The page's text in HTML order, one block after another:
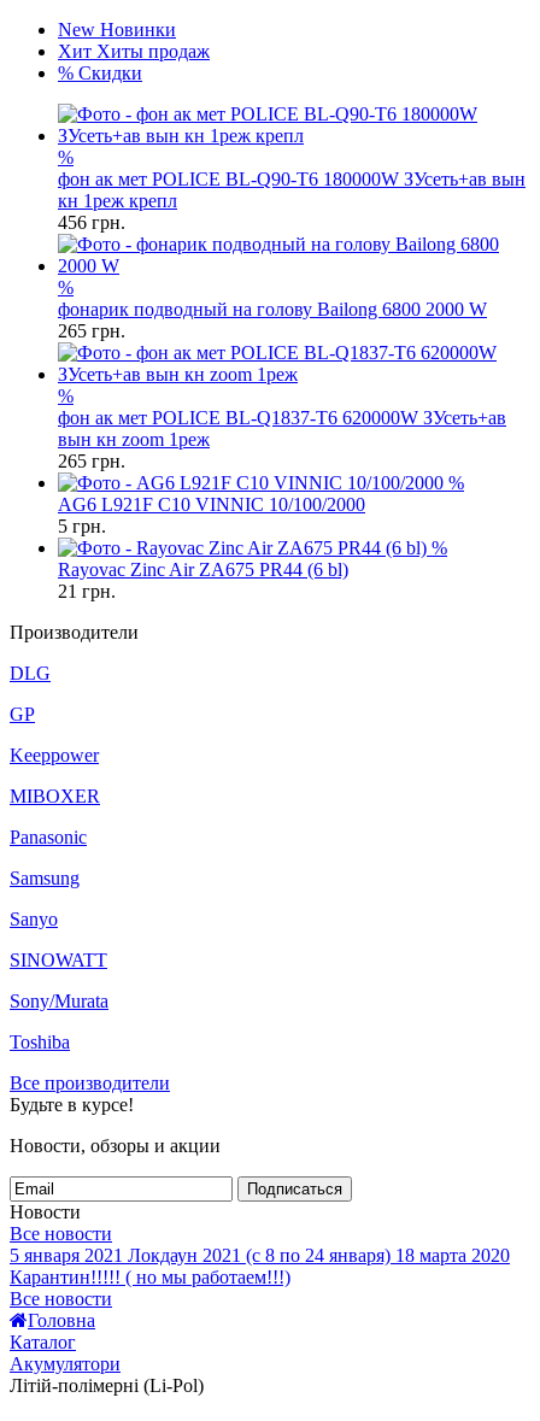
New Новинки
Хит Хиты продаж
% Скидки
%
фон ак мет POLICE BL-Q90-T6 180000W ЗУсеть+ав вын
кн 1реж крепл
456 грн.
%
фонарик подводный на голову Bailong 6800 2000 W
265 грн.
%
фон ак мет POLICE BL-Q1837-T6 620000W ЗУсеть+ав
вын кн zoom 1реж
265 грн.
%
AG6 L921F C10 VINNIC 10/100/2000
5 грн.
%
Rayovac Zinc Air ZA675 PR44 (6 bl)
21 грн.
Производители
DLG
GP
Keeppower
MIBOXER
Panasonic
Samsung
Sanyo
SINOWATT
Sony/Murata
Toshiba
Все производители
Будьте в курсе!
Новости, обзоры и акции
Подписаться
Новости
Все новости
5 января 2021 Локдаун 2021 (с 8 по 24 января) 18 марта 2020
Карантин!!!!! ( но мы работаем!!!)
Все новости
Головна
Каталог
Акумулятори
Літій-полімерні (Li-Pol)